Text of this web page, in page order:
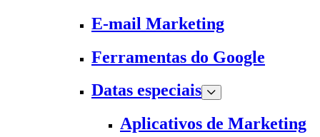
E-mail Marketing
Ferramentas do Google
Datas especiais
Aplicativos de Marketing